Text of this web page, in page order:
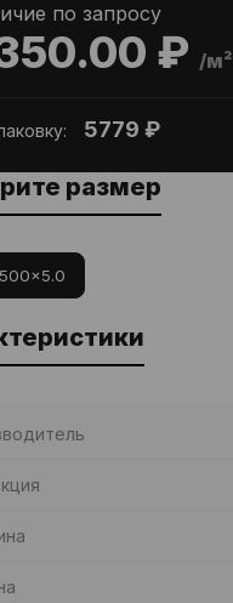
₽ /м²
по запросу
5779 ₽
размер